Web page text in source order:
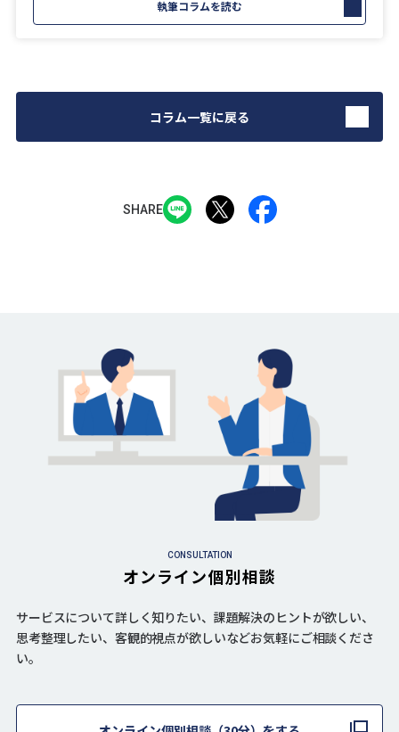
執筆コラムを読む
コラム一覧に戻る
SHARE
CONSULTATION
オンライン個別相談
サービスについて詳しく知りたい、課題解決のヒントが欲しい、
思考整理したい、客観的視点が欲しいなどお気軽にご相談くださ
い。